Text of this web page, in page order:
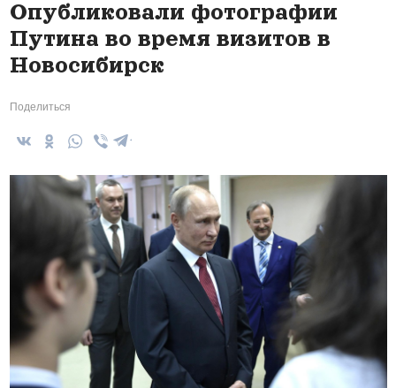
Опубликовали фотографии
Путина во время визитов в
Новосибирск
Поделиться